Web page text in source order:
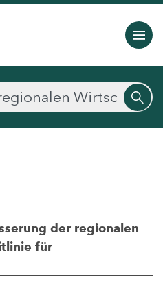
der regionalen
für